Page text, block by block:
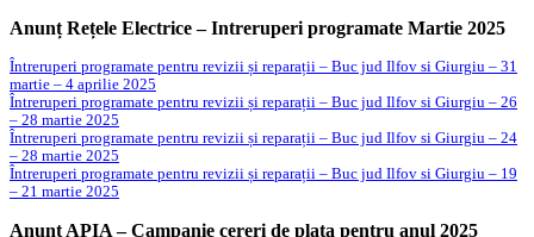
Anunț Rețele Electrice – Intreruperi programate Martie 2025
Întreruperi programate pentru revizii și reparații – Buc jud Ilfov si Giurgiu – 31
martie – 4 aprilie 2025
Întreruperi programate pentru revizii și reparații – Buc jud Ilfov si Giurgiu – 26
– 28 martie 2025
Întreruperi programate pentru revizii și reparații – Buc jud Ilfov si Giurgiu – 24
– 28 martie 2025
Întreruperi programate pentru revizii și reparații – Buc jud Ilfov si Giurgiu – 19
– 21 martie 2025
Anunț APIA – Campanie cereri de plata pentru anul 2025